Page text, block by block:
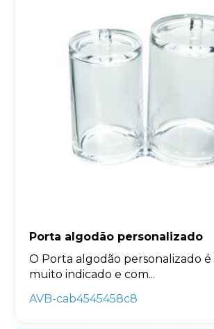
Porta algodão personalizado
O Porta algodão personalizado
muito indicado e com...
AVB-cab4545458c8